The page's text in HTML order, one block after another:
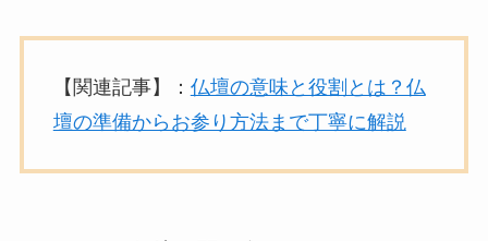
【関連記事】： 仏壇の意味と役割とは？仏
壇の準備からお参り方法まで丁寧に解説